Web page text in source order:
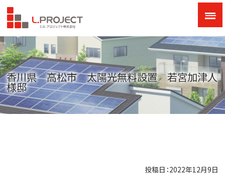
香川県 高松市 太陽光無料設置 若宮加津人
様邸
投稿日：2022年12月9日